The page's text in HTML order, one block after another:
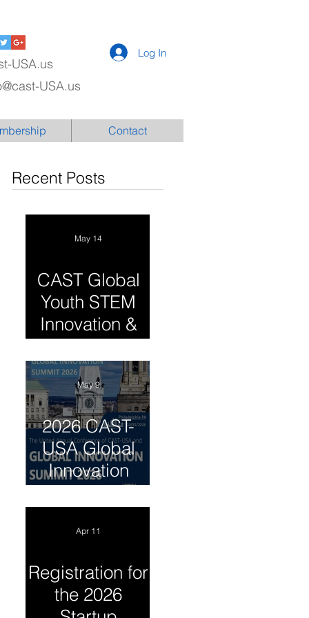
USA.us
Log In
USA.us
Contact
Recent Posts
CAST Global
Youth STEM
Innovation &
Entrepreneursh
ip Summit
May 14
2026 CAST-
USA Global
Innovation
Summit
May 9
Registration for
the 2026
Apr 11